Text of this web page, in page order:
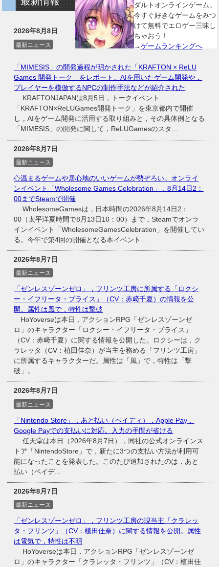
ダルトオンラインゲーム。
今すぐ好きなゲームをみつ
けて無料でエロゲー三昧し
ちゃおう！
→ゲームランキングへ
2026年8月8日
最新ニュース
「MIMESIS」の開発過程が明かされた「KRAFTON × ReLU
Games 開発トーク」をレポート。AIを用いたゲーム開発や，
プレイヤーを模倣するNPCの制作手法などが紹介された
KRAFTONJAPANは8月5日，トークイベント
「KRAFTON×ReLUGames開発トーク」を東京都内で開催
し，AIをゲーム開発に活用する取り組みと，その具体例となる
「MIMESIS」の開発に関して，ReLUGamesのスタ...
2026年8月7日
最新ニュース
心温まるゲームや居心地のいいゲームが勢ぞろい。オンライ
ンイベント「Wholesome Games Celebration」，8月14日2：
00までSteamで開催
WholesomeGamesは，日本時間の2026年8月14日2：
00（太平洋夏時間で8月13日10：00）まで，Steamでオンラ
インイベント「WholesomeGamesCelebration」を開催してい
る。今年で第4回の開催となる本イベント...
2026年8月7日
最新ニュース
「ゼンレスゾーンゼロ」，フリンツ工房に所属する「ロクシ
ー・イフリータ・プライス」（CV：赤﨑千夏）の情報を公
開。属性は風で，特性は撃破
HoYoverseは本日，アクションRPG「ゼンレスゾーンゼ
ロ」のキャラクター「ロクシー・イフリータ・プライス」
（CV：赤﨑千夏）に関する情報を公開した。ロクシーは，ク
ラレッタ（CV：植田佳奈）が当主を務める「フリンツ工房」
に所属するキャラクターだ。属性は「風」で，特性は「撃
破」。
2026年8月7日
最新ニュース
「Nintendo Store」，あと払い（ペイディ），Apple Pay，
Google Payでの支払いに対応。入力の手間が省ける
任天堂は本日（2026年8月7日），同社の公式オンラインス
トア「NintendoStore」で，新たに3つの支払い方法が利用可
能になったことを発表した。このたび追加されたのは，あと
払い（ペイデ...
2026年8月7日
最新ニュース
「ゼンレスゾーンゼロ」，フリンツ工房の現当主「クラレッ
タ・フリンツ」（CV：植田佳奈）に関する情報を公開。属性
は電気で，特性は不明
HoYoverseは本日，アクションRPG「ゼンレスゾーンゼ
ロ」のキャラクター「クラレッタ・フリンツ」（CV：植田佳